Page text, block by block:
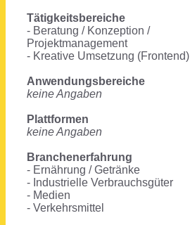
Tätigkeitsbereiche
- Beratung / Konzeption /
Projektmanagement
- Kreative Umsetzung (Frontend)
Anwendungsbereiche
keine Angaben
Plattformen
keine Angaben
Branchenerfahrung
- Ernährung / Getränke
- Industrielle Verbrauchsgüter
- Medien
- Verkehrsmittel